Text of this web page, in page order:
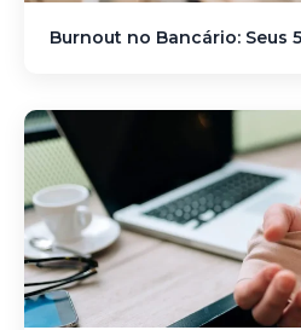
Burnout no Bancário: Seus